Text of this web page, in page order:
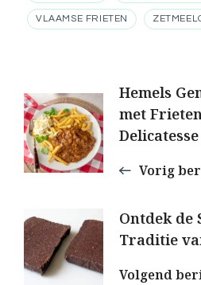
VLAAMSE FRIETEN
Hemels
met
Delicatesse
Vorig
Ontdek de
Traditie
Volgend